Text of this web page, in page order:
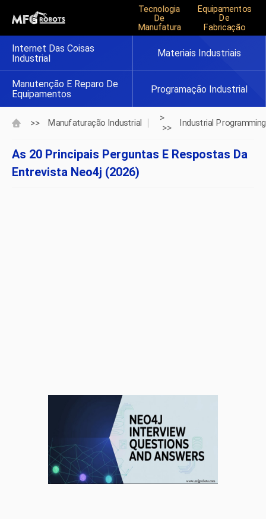
Tecnologia
De
Manufatura
Equipamentos
De
Fabricação
Internet Das Coisas
Industrial
Materiais Industriais
Manutenção E Reparo De
Equipamentos
Programação Industrial
>> Manufaturação Industrial
>
>>
Industrial Programming
As 20 Principais Perguntas E Respostas Da
Entrevista Neo4j (2026)